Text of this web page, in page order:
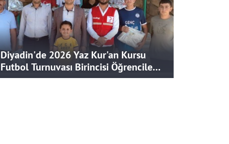
Diyadin'de 2026 Yaz Kur'an Kursu
Futbol Turnuvası Birincisi Öğrencilere
Hediye